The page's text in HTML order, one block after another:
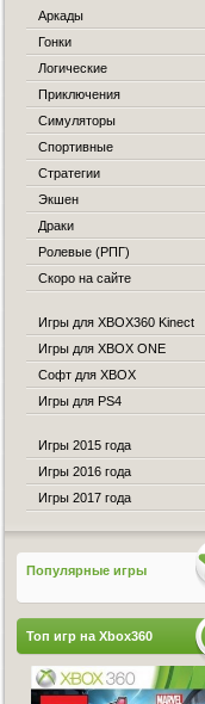
Аркады
Гонки
Логические
Приключения
Симуляторы
Спортивные
Стратегии
Экшен
Драки
Ролевые (РПГ)
Скоро на сайте
Игры для XBOX360 Kinect
Игры для XBOX ONE
Софт для XBOX
Игры для PS4
Игры 2015 года
Игры 2016 года
Игры 2017 года
Популярные игры
Топ игр на Xbox360